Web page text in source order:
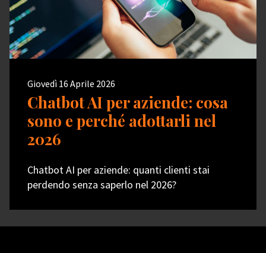
Giovedì 16 Aprile 2026
Chatbot AI per aziende: cosa
sono e perché adottarli nel
2026
Chatbot AI per aziende: quanti clienti stai
perdendo senza saperlo nel 2026?